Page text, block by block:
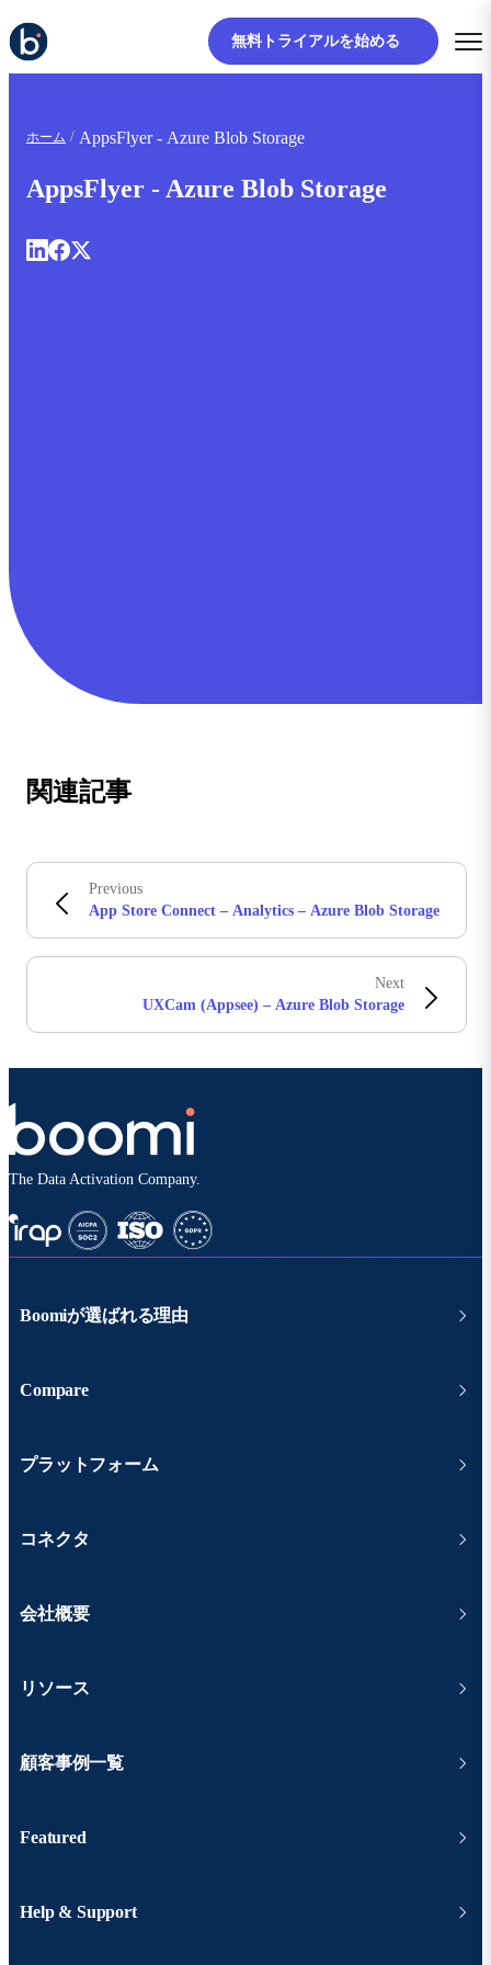
無料トライアルを始める
ホーム AppsFlyer - Azure Blob Storage
AppsFlyer - Azure Blob Storage
関連記事
Previous
App Store Connect – Analytics – Azure Blob Storage
Next
UXCam (Appsee) – Azure Blob Storage
The Data Activation Company.
Boomiが選ばれる理由
Compare
プラットフォーム
コネクタ
会社概要
リソース
顧客事例一覧
Featured
Help & Support